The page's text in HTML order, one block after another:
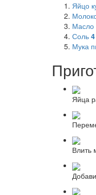
Яйцо
Масло
Соль 4
Мука
Яйца
Влить